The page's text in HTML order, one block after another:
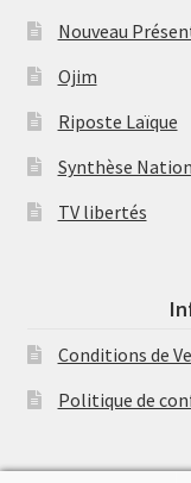
Nouveau
Ojim
Riposte Laïque
Synthèse
TV libertés
Conditions de
Politique de